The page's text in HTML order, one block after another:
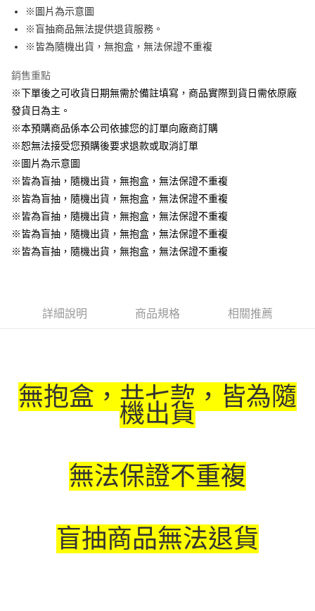
預購訂單-宅配專用(🔺不同預購月份建議分開結帳，避免整筆訂單等
超久)
每筆NT$100，滿NT$1,300(含以上)免運費
預購訂單-離島宅配專用-(澎湖/金門/馬祖)(🔺不同預購月份建議分開
結帳，避免整筆訂單等超久)
每筆NT$220
※圖片為示意圖
※盲抽商品無法提供退貨服務。
※皆為隨機出貨，無抱盒，無法保證不重複
銷售重點
※下單後之可收貨日期無需於備註填寫，商品實際到貨日需依原廠
發貨日為主。
※本預購商品係本公司依據您的訂單向廠商訂購
※恕無法接受您預購後要求退款或取消訂單
※圖片為示意圖
※皆為盲抽，隨機出貨，無抱盒，無法保證不重複
※皆為盲抽，隨機出貨，無抱盒，無法保證不重複
※皆為盲抽，隨機出貨，無抱盒，無法保證不重複
※皆為盲抽，隨機出貨，無抱盒，無法保證不重複
※皆為盲抽，隨機出貨，無抱盒，無法保證不重複
詳細說明 商品規格 相關推薦
無抱盒，共七款，皆為隨
機出貨
無法保證不重複
盲抽商品無法退貨